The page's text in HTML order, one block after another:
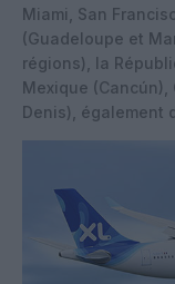
Miami, San
(Guadeloupe et
régions), la
Mexique (Cancún),
Denis), également